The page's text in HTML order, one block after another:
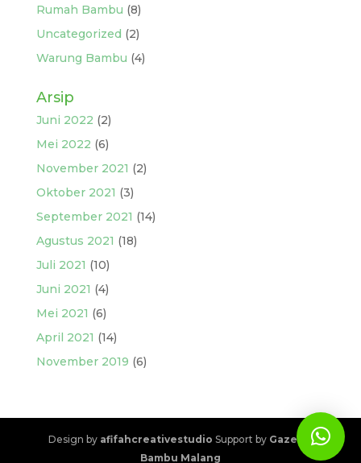
Rumah Bambu (8)
Uncategorized (2)
Warung Bambu (4)
Arsip
Juni 2022 (2)
Mei 2022 (6)
November 2021 (2)
Oktober 2021 (3)
September 2021 (14)
Agustus 2021 (18)
Juli 2021 (10)
Juni 2021 (4)
Mei 2021 (6)
April 2021 (14)
November 2019 (6)
Design by afifahcreativestudio Support by Gazebo
Bambu Malang